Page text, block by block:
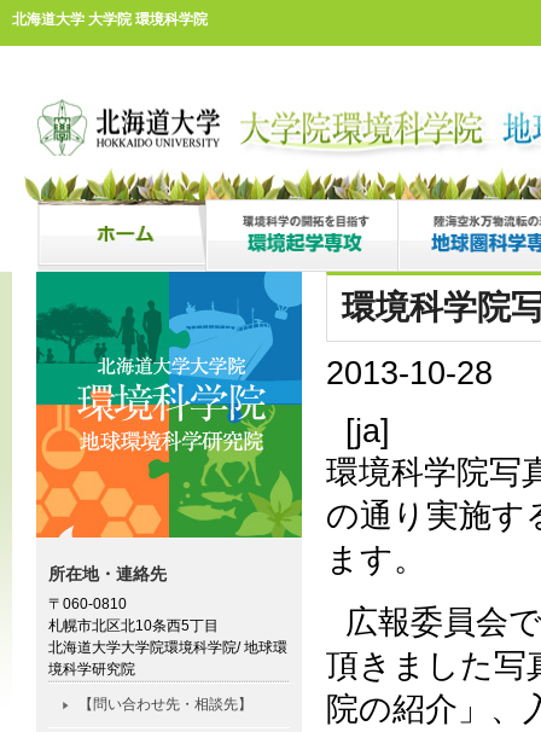
北海道大学 大学院 環境科学院
環境科学院
2013-10-28
[ja]
環境科学院写
の通り実施す
ます。
広報委員会
頂きました写
院の紹介」、
所在地・連絡先
〒060-0810
札幌市北区北10条西5丁目
北海道大学大学院環境科学院/ 地球環
境科学研究院
【問い合わせ先・相談先】